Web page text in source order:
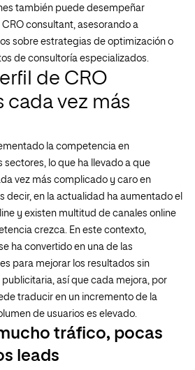
también puede desempeñar
consultant, asesorando a
sobre estrategias de optimización o
de consultoría especializados.
de CRO
cada vez más
la competencia en
lo que ha llevado a que
vez más complicado y caro en
decir, en la actualidad ha aumentado el
y existen multitud de canales online
crezca. En este contexto,
ha convertido en una de las
para mejorar los resultados sin
así que cada mejora, por
traducir en un incremento de la
de usuarios es elevado.
tráfico, pocas
leads